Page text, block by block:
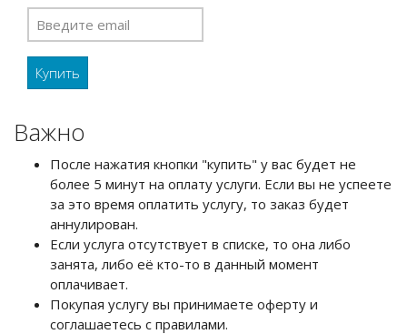
Важно
После нажатия кнопки "купить" у вас будет не
более 5 минут на оплату услуги. Если вы не успеете
за это время оплатить услугу, то заказ будет
аннулирован.
Если услуга отсутствует в списке, то она либо
занята, либо её кто-то в данный момент
оплачивает.
Покупая услугу вы принимаете оферту и
соглашаетесь с правилами.